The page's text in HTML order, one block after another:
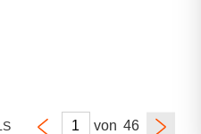
von